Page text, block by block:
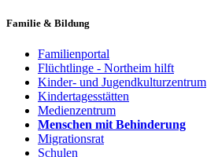
Familie & Bildung
Familienportal
Flüchtlinge - Northeim hilft
Kinder- und Jugendkulturzentrum
Kindertagesstätten
Medienzentrum
Menschen mit Behinderung
Migrationsrat
Schulen